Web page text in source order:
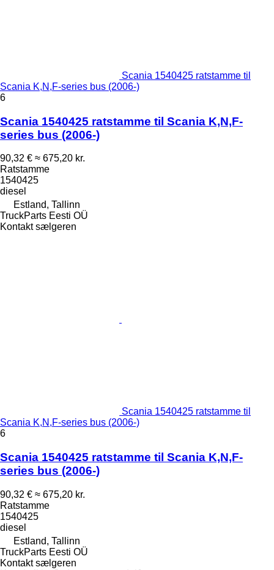
Scania 1540425 ratstamme til
Scania K,N,F-series bus (2006-)
6
Scania 1540425 ratstamme til Scania K,N,F-
series bus (2006-)
90,32 € ≈ 675,20 kr.
Ratstamme
1540425
diesel
Estland, Tallinn
TruckParts Eesti OÜ
Kontakt sælgeren
Scania 1540425 ratstamme til
Scania K,N,F-series bus (2006-)
6
Scania 1540425 ratstamme til Scania K,N,F-
series bus (2006-)
90,32 € ≈ 675,20 kr.
Ratstamme
1540425
diesel
Estland, Tallinn
TruckParts Eesti OÜ
Kontakt sælgeren